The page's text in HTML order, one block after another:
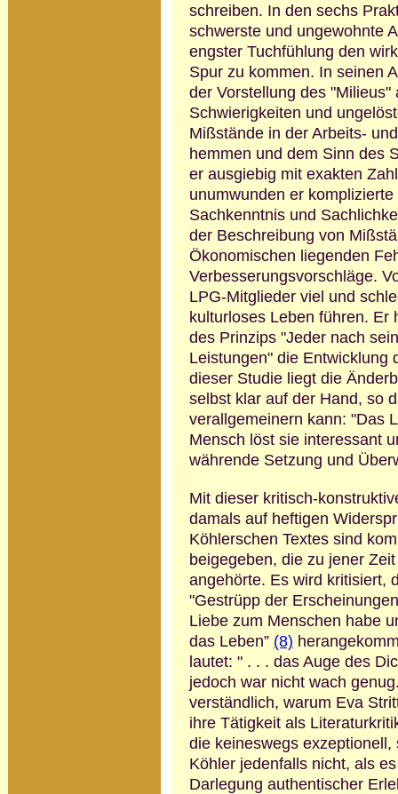
schreiben. In den sechs
schwerste und ungewohnte
engster Tuchfühlung den
Spur zu kommen. In seinen
der Vorstellung des
Schwierigkeiten und
Mißstände in der Arbeits-
hemmen und dem Sinn des
er ausgiebig mit exakten
unum­wunden er
Sach­kenntnis und
der Beschreibung von
Ökonomischen liegenden
Verbesse­rungs­vorschläge.
LPG-Mitglieder viel und
kultur­loses Leben führen. Er
des Prinzips "Jeder nach
Leistungen" die
dieser Studie liegt die
selbst klar auf der Hand, so
verallge­meinern kann: "Das
Mensch löst sie interessant
währende Setzung und
Mit dieser kritisch-
damals auf heftigen
Köhler­schen Tex­tes sind
beigegeben, die zu jener
angehörte. Es wird kritisiert,
"Gestrüpp der
Liebe zum Menschen habe
das Leben” (8)
lautet: " . . . das Auge des
jedoch war nicht wach
verständlich, warum Eva
ihre Tätigkeit als
die keines­wegs
Köhler jedenfalls nicht, als
Darlegung authentischer